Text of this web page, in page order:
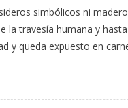
simbólicos ni
la travesía humana y
y queda expuesto en